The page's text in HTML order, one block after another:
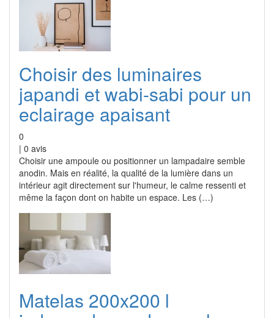
Choisir des luminaires
japandi et wabi-sabi pour un
eclairage apaisant
0
| 0 avis
Choisir une ampoule ou positionner un lampadaire semble
anodin. Mais en réalité, la qualité de la lumière dans un
intérieur agit directement sur l'humeur, le calme ressenti et
même la façon dont on habite un espace. Les (…)
Matelas 200x200 l